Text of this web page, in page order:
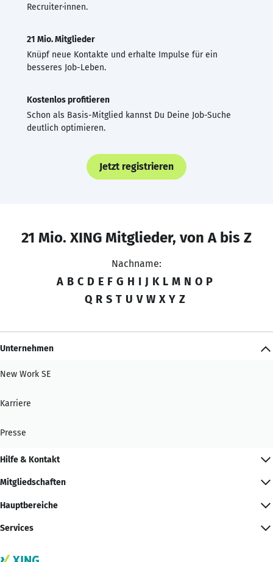
Recruiter·innen.
21 Mio. Mitglieder
Knüpf neue Kontakte und erhalte Impulse für ein
besseres Job-Leben.
Kostenlos profitieren
Schon als Basis-Mitglied kannst Du Deine Job-Suche
deutlich optimieren.
Jetzt registrieren
21 Mio. XING Mitglieder, von A bis Z
Nachname:
A B C D E F G H I J K L M N O P
Q R S T U V W X Y Z
Unternehmen
New Work SE
Karriere
Presse
Hilfe & Kontakt
Mitgliedschaften
Hauptbereiche
Services